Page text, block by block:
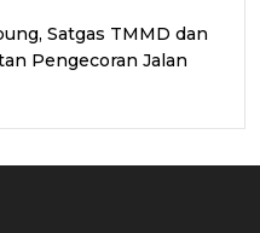
Satgas TMMD dan
Pengecoran Jalan